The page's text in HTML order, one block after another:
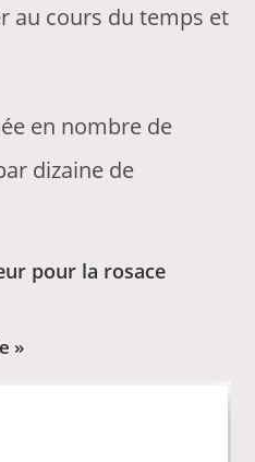
au cours du temps et
en nombre de
dizaine de
pour la rosace
»